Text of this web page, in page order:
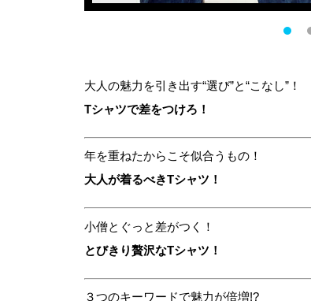
大人の魅力を引き出す“選び”と“こなし”！
Tシャツで差をつけろ！
年を重ねたからこそ似合うもの！
大人が着るべきTシャツ！
小僧とぐっと差がつく！
とびきり贅沢なTシャツ！
３つのキーワードで魅力が倍増!?